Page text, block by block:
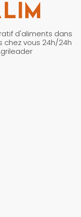
d'aliments dans
chez vous 24h/24h